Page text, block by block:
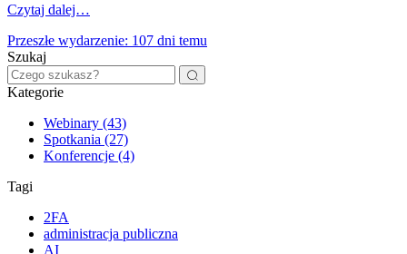
Czytaj dalej…
Przeszłe wydarzenie: 107 dni temu
Szukaj
Kategorie
Webinary (43)
Spotkania (27)
Konferencje (4)
Tagi
2FA
administracja publiczna
AI